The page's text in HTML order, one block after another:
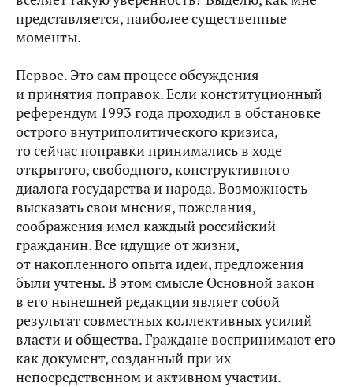
представляется, наиболее существенные
моменты.
Первое. Это сам процесс обсуждения
и принятия поправок. Если конституционный
референдум 1993 года проходил в обстановке
острого внутриполитического кризиса,
то сейчас поправки принимались в ходе
открытого, свободного, конструктивного
диалога государства и народа. Возможность
высказать свои мнения, пожелания,
соображения имел каждый российский
гражданин. Все идущие от жизни,
от накопленного опыта идеи, предложения
были учтены. В этом смысле Основной закон
в его нынешней редакции являет собой
результат совместных коллективных усилий
власти и общества. Граждане воспринимают его
как документ, созданный при их
непосредственном и активном участии.